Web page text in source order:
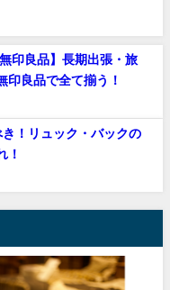
印良品】長期出張・旅
印良品で全て揃う！
！リュック・バックの
！